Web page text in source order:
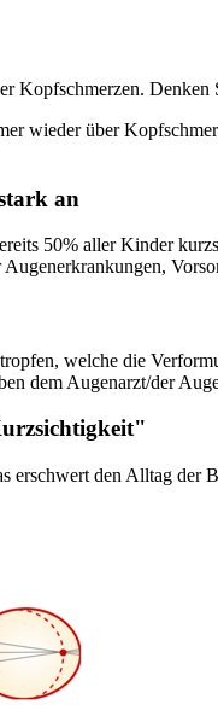
Kopfschmerzen.
wieder über
an
50% aller Kinder
welche die
dem Augenarzt/der
erschwert den Alltag